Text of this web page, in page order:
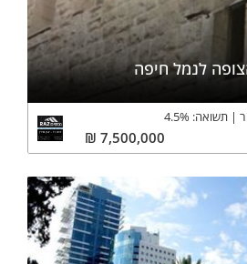
לנמל חיפה
תשואה: 4.5%
7,500,000
₪